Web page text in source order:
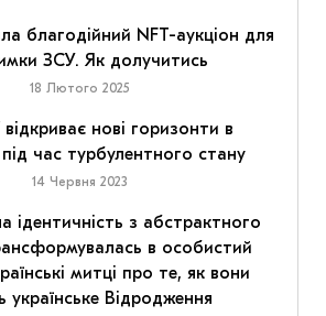
благодійний NFT-аукціон для
ЗСУ. Як долучитись
18 Лютого 2025
відкриває нові горизонти в
час турбулентного стану
14 Червня 2023
ідентичність з абстрактного
в особистий
митці про те, як вони
українське Відродження